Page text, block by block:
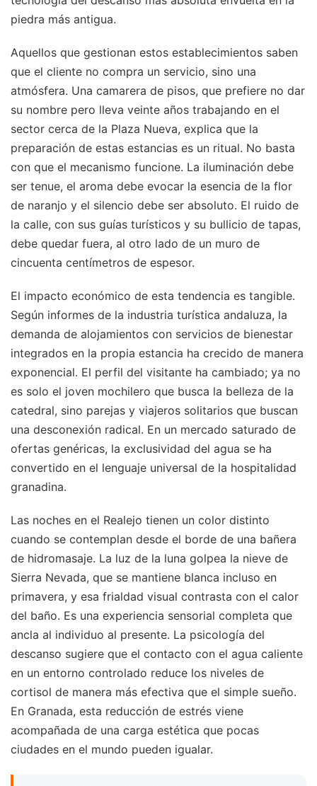
piedra más antigua.
Aquellos que gestionan estos establecimientos saben
que el cliente no compra un servicio, sino una
atmósfera. Una camarera de pisos, que prefiere no dar
su nombre pero lleva veinte años trabajando en el
sector cerca de la Plaza Nueva, explica que la
preparación de estas estancias es un ritual. No basta
con que el mecanismo funcione. La iluminación debe
ser tenue, el aroma debe evocar la esencia de la flor
de naranjo y el silencio debe ser absoluto. El ruido de
la calle, con sus guías turísticos y su bullicio de tapas,
debe quedar fuera, al otro lado de un muro de
cincuenta centímetros de espesor.
El impacto económico de esta tendencia es tangible.
Según informes de la industria turística andaluza, la
demanda de alojamientos con servicios de bienestar
integrados en la propia estancia ha crecido de manera
exponencial. El perfil del visitante ha cambiado; ya no
es solo el joven mochilero que busca la belleza de la
catedral, sino parejas y viajeros solitarios que buscan
una desconexión radical. En un mercado saturado de
ofertas genéricas, la exclusividad del agua se ha
convertido en el lenguaje universal de la hospitalidad
granadina.
Las noches en el Realejo tienen un color distinto
cuando se contemplan desde el borde de una bañera
de hidromasaje. La luz de la luna golpea la nieve de
Sierra Nevada, que se mantiene blanca incluso en
primavera, y esa frialdad visual contrasta con el calor
del baño. Es una experiencia sensorial completa que
ancla al individuo al presente. La psicología del
descanso sugiere que el contacto con el agua caliente
en un entorno controlado reduce los niveles de
cortisol de manera más efectiva que el simple sueño.
En Granada, esta reducción de estrés viene
acompañada de una carga estética que pocas
ciudades en el mundo pueden igualar.